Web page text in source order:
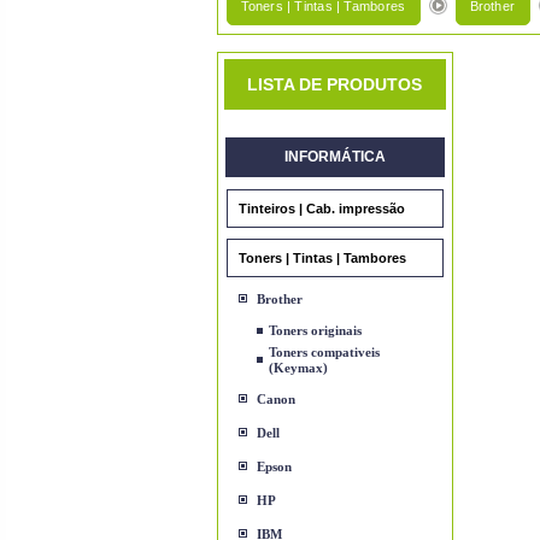
Toners | Tintas | Tambores Brother
LISTA DE PRODUTOS
INFORMÁTICA
Tinteiros | Cab. impressão
Toners | Tintas | Tambores
Brother
Toners originais
Toners compativeis
(Keymax)
Canon
Dell
Epson
HP
IBM